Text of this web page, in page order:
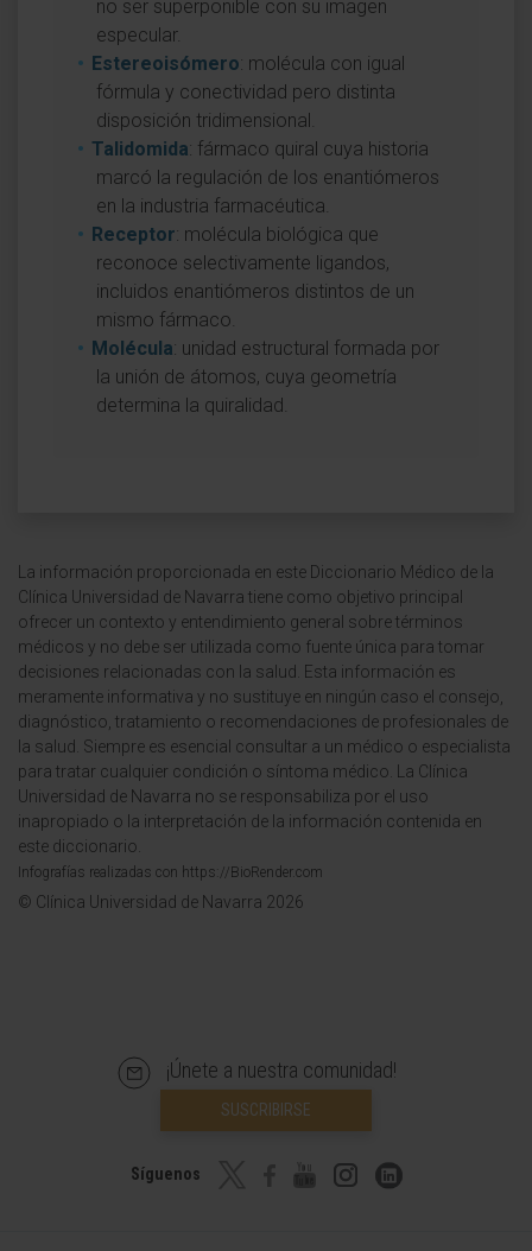
no ser superponible con su imagen
especular.
Estereoisómero: molécula con igual
fórmula y conectividad pero distinta
disposición tridimensional.
Talidomida: fármaco quiral cuya historia
marcó la regulación de los enantiómeros
en la industria farmacéutica.
Receptor: molécula biológica que
reconoce selectivamente ligandos,
incluidos enantiómeros distintos de un
mismo fármaco.
Molécula: unidad estructural formada por
la unión de átomos, cuya geometría
determina la quiralidad.
La información proporcionada en este Diccionario Médico de la
Clínica Universidad de Navarra tiene como objetivo principal
ofrecer un contexto y entendimiento general sobre términos
médicos y no debe ser utilizada como fuente única para tomar
decisiones relacionadas con la salud. Esta información es
meramente informativa y no sustituye en ningún caso el consejo,
diagnóstico, tratamiento o recomendaciones de profesionales de
la salud. Siempre es esencial consultar a un médico o especialista
para tratar cualquier condición o síntoma médico. La Clínica
Universidad de Navarra no se responsabiliza por el uso
inapropiado o la interpretación de la información contenida en
este diccionario.
Infografías realizadas con https://BioRender.com
© Clínica Universidad de Navarra 2026
¡Únete a nuestra comunidad!
SUSCRIBIRSE
Síguenos